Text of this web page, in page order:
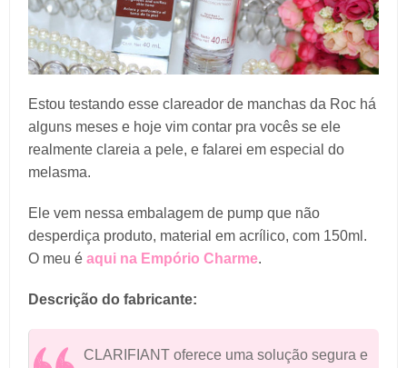
Estou testando esse clareador de manchas da Roc há
alguns meses e hoje vim contar pra vocês se ele
realmente clareia a pele, e falarei em especial do
melasma.
Ele vem nessa embalagem de pump que não
desperdiça produto, material em acrílico, com 150ml.
O meu é aqui na Empório Charme.
Descrição do fabricante:
CLARIFIANT oferece uma solução segura e